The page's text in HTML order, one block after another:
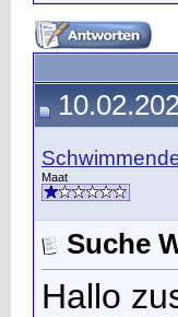
Maat
Suche
Hallo